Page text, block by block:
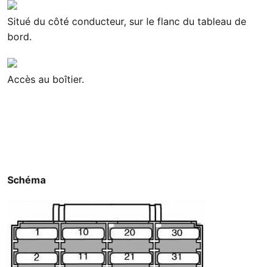
Situé du côté conducteur, sur le flanc du tableau de
bord.
Accès au boîtier.
Schéma